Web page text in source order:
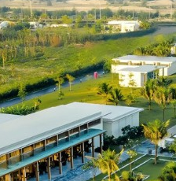
EPSSO
MINH EPSSO